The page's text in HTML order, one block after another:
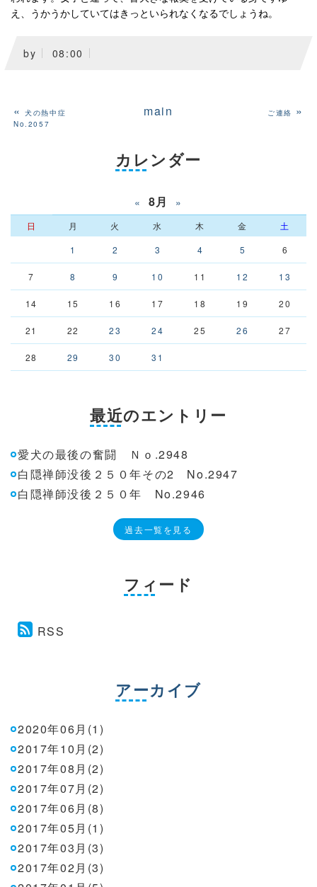
え、うかうかしていてはきっといられなくなるでしょうね。
by 08:00
«犬の熱中症
No.2057
main ご連絡 »
カレンダー
« 8月 »
日 月 火 水 木 金
土
1
2 3 4 5 6
7 8 9 10 11 12 13
14 15 16 17 18 19 20
21 22 23 24 25 26 27
28 29 30 31
最近のエントリー
愛犬の最後の奮闘 Ｎｏ.2948
白隠禅師没後２５０年その2 No.2947
白隠禅師没後２５０年 No.2946
過去一覧を見る
フィード
RSS
アーカイブ
2020年06月(1)
2017年10月(2)
2017年08月(2)
2017年07月(2)
2017年06月(8)
2017年05月(1)
2017年03月(3)
2017年02月(3)